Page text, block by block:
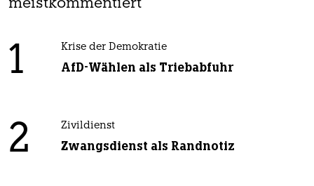
meistkommentiert
1 Krise der Demokratie
AfD-Wählen als Triebabfuhr
2 Zivildienst
Zwangsdienst als Randnotiz